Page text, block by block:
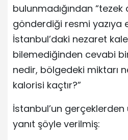
bulunmadığından “tezek
gönderdiği resmi yazıya
İstanbul’daki nezaret
bilemediğinden cevabi bir
nedir, bölgedeki miktarı
kalorisi kaçtır?”
İstanbul’un gerçeklerden
yanıt şöyle verilmiş: